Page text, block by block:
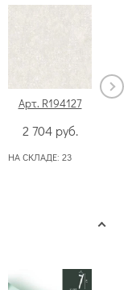
Арт. R194127
2 704 руб.
НА СКЛАДЕ: 23